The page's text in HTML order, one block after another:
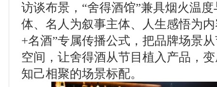
访谈布景，“舍得酒馆”兼具烟火温
体、名人为叙事主体、人生感悟为
+名酒”专属传播公式，把品牌场景
空间，让舍得酒从节目植入产品，
知己相聚的场景标配。